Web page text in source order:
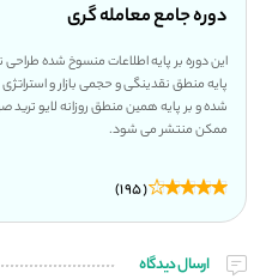
دوره جامع معامله گری
این دوره بر پایه اطلاعات منسوخ شده
پایه منطق نقدینگی و حجمی بازار و
شده و بر پایه همین منطق روزانه لایو
ممکن منتشر می شود.
(195)
ارسال دیدگاه